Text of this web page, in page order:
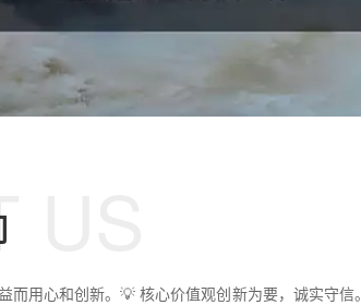
而用心和创新。💡 核心价值观创新为要，诚实守信。